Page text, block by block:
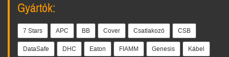
Gyártók:
7 Stars APC BB Cover Csatlakozó CSB
DataSafe DHC Eaton FIAMM Genesis Kábel